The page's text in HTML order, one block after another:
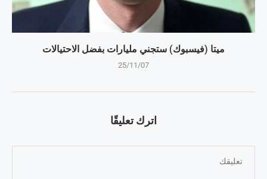
ميتا (فيسبوك) ستجني مليارات بفضل الاحتيالات
25/11/07
اترك تعليقًا